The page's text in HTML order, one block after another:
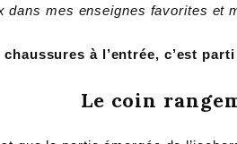
dans mes enseignes favorites et
chaussures à l’entrée, c’est
Le coin